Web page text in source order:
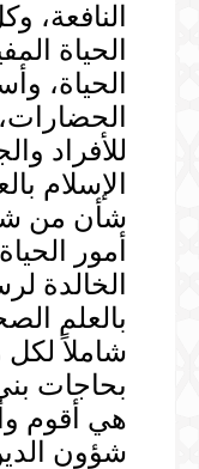
الحياة
الحياة،
للأفراد
الإسلام
شأن من
أمور
بالعلم
شاملاً لكل
بحاجات
هي أقوم
شؤون